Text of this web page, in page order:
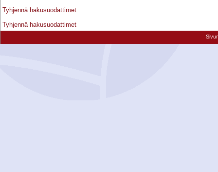
Tyhjennä hakusuodattimet
Tyhjennä hakusuodattimet